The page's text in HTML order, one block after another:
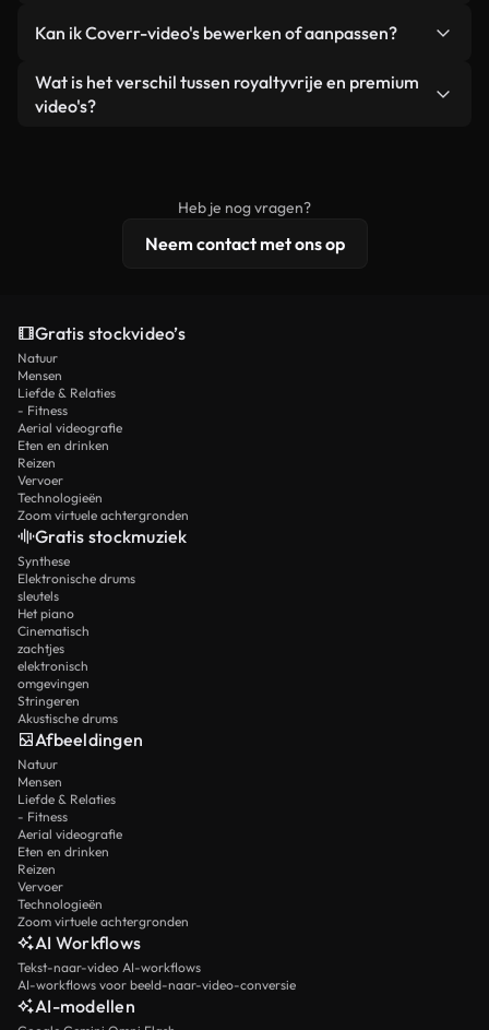
advertenties van klanten, zolang je de beelden
een losstaand product.
zijn of door AI gegenereerd – bevat watermerken.
Je krijgt schoon, direct bruikbaar beeldmateriaal.
Kan ik Coverr-video's bewerken of aanpassen?
Ja. Je mag onze video's inkorten, bijsnijden of
remixen. Zorg er wel voor dat het eindproduct
Wat is het verschil tussen royaltyvrije en premium
video's?
licentiebescherming omvat.
Heb je nog vragen?
Neem contact met ons op
Gratis stockvideo’s
Natuur
Mensen
Liefde & Relaties
- Fitness
Aerial videografie
Eten en drinken
Reizen
Vervoer
Technologieën
Zoom virtuele achtergronden
Gratis stockmuziek
Synthese
Elektronische drums
sleutels
Het piano
Cinematisch
zachtjes
elektronisch
omgevingen
Stringeren
Akustische drums
Afbeeldingen
Natuur
Mensen
Liefde & Relaties
- Fitness
Aerial videografie
Eten en drinken
Reizen
Vervoer
Technologieën
Zoom virtuele achtergronden
AI Workflows
Tekst-naar-video AI-workflows
AI-workflows voor beeld-naar-video-conversie
AI-modellen